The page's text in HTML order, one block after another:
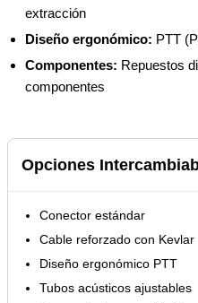
extracción
Diseño ergonómico: PTT
Componentes: Repuestos
componentes
Opciones
Conector estándar
Cable reforzado con Kevlar
Diseño ergonómico PTT
Tubos acústicos ajustables